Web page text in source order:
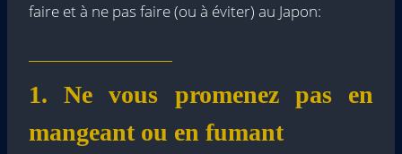
faire et à ne pas faire (ou à éviter) au Japon:
1. Ne vous promenez pas en
mangeant ou en fumant